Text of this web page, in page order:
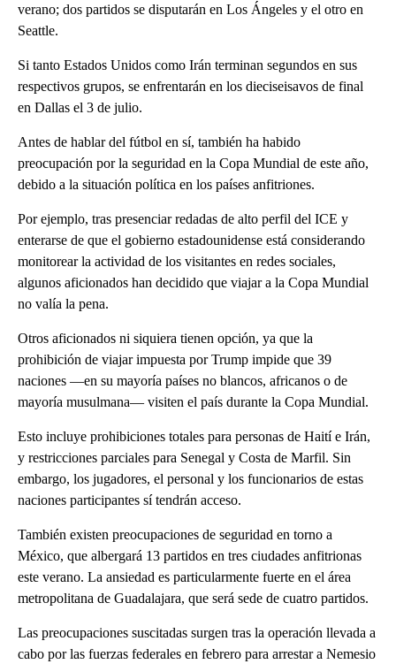
verano; dos partidos se disputarán en Los Ángeles y el otro en
Seattle.
Si tanto Estados Unidos como Irán terminan segundos en sus
respectivos grupos, se enfrentarán en los dieciseisavos de final
en Dallas el 3 de julio.
Antes de hablar del fútbol en sí, también ha habido
preocupación por la seguridad en la Copa Mundial de este año,
debido a la situación política en los países anfitriones.
Por ejemplo, tras presenciar redadas de alto perfil del ICE y
enterarse de que el gobierno estadounidense está considerando
monitorear la actividad de los visitantes en redes sociales,
algunos aficionados han decidido que viajar a la Copa Mundial
no valía la pena.
Otros aficionados ni siquiera tienen opción, ya que la
prohibición de viajar impuesta por Trump impide que 39
naciones —en su mayoría países no blancos, africanos o de
mayoría musulmana— visiten el país durante la Copa Mundial.
Esto incluye prohibiciones totales para personas de Haití e Irán,
y restricciones parciales para Senegal y Costa de Marfil. Sin
embargo, los jugadores, el personal y los funcionarios de estas
naciones participantes sí tendrán acceso.
También existen preocupaciones de seguridad en torno a
México, que albergará 13 partidos en tres ciudades anfitrionas
este verano. La ansiedad es particularmente fuerte en el área
metropolitana de Guadalajara, que será sede de cuatro partidos.
Las preocupaciones suscitadas surgen tras la operación llevada a
cabo por las fuerzas federales en febrero para arrestar a Nemesio